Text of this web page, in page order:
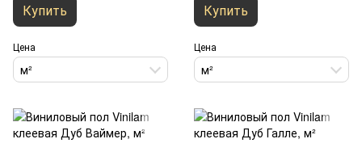
Купить
Цена
м²
Купить
Цена
м²